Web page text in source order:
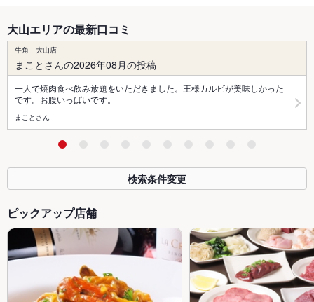
大山エリアの最新口コミ
牛角 大山店
まことさんの2026年08月の投稿
一人で焼肉食べ飲み放題をいただきました。王様カルビが美味しかった
です。お腹いっぱいです。
まことさん
検索条件変更
ピックアップ店舗